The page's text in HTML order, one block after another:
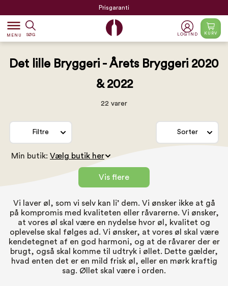
Prisgaranti
dehaze
MENU SØG LOG IND KURV
Det lille Bryggeri - Årets Bryggeri 2020
& 2022
22 varer
Filtre Sorter
Min butik:
Vis flere
Vi laver øl, som vi selv kan li’ dem. Vi ønsker ikke at gå
på kompromis med kvaliteten eller råvarerne. Vi ønsker,
at vores øl skal være en nydelse hvor øl, kvalitet og
oplevelse skal følges ad. Vi ønsker, at vores øl skal være
kendetegnet af en god harmoni, og at de råvarer der er
brugt, også skal komme til udtryk i øllet. Dette gælder,
hvad enten det er en mild frisk øl, eller en mørk kraftig
sag. Øllet skal være i orden.